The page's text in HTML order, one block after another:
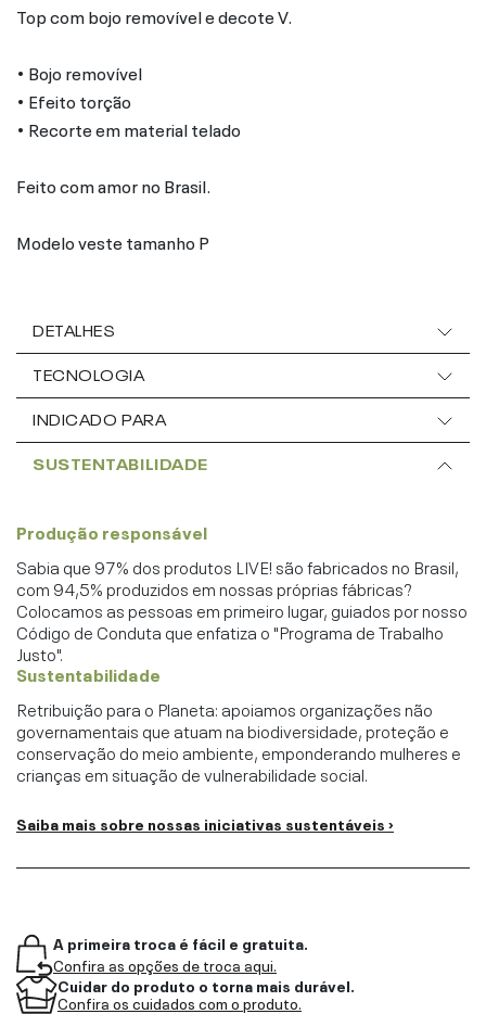
Top com bojo removível e decote V.
• Bojo removível
• Efeito torção
• Recorte em material telado
Feito com amor no Brasil.
Modelo veste tamanho P
DETALHES
TECNOLOGIA
INDICADO PARA
SUSTENTABILIDADE
Produção responsável
Sabia que 97% dos produtos LIVE! são fabricados no Brasil,
com 94,5% produzidos em nossas próprias fábricas?
Colocamos as pessoas em primeiro lugar, guiados por nosso
Código de Conduta que enfatiza o "Programa de Trabalho
Justo".
Sustentabilidade
Retribuição para o Planeta: apoiamos organizações não
governamentais que atuam na biodiversidade, proteção e
conservação do meio ambiente, emponderando mulheres e
crianças em situação de vulnerabilidade social.
Saiba mais sobre nossas iniciativas sustentáveis ›
A primeira troca é fácil e gratuita.
Confira as opções de troca aqui.
Cuidar do produto o torna mais durável.
Confira os cuidados com o produto.